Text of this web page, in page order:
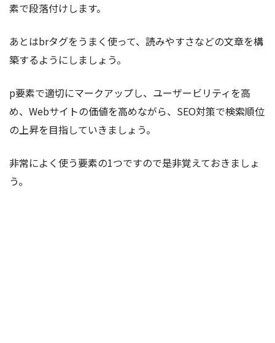
素で段落付けします。
あとはbrタグをうまく使って、読みやすさなどの文章を構
築するようにしましょう。
p要素で適切にマークアップし、ユーザービリティを高
め、Webサイトの価値を高めながら、SEO対策で検索順位
の上昇を目指していきましょう。
非常によく使う要素の1つですので是非覚えておきましょ
う。